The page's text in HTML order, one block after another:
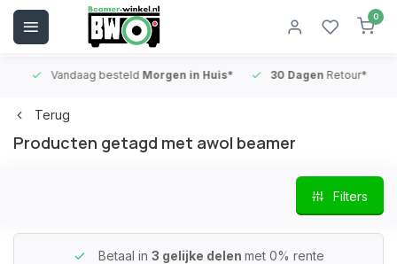
0
Vandaag besteldMorgen in Huis* 30 DagenRetour*
Terug
Producten getagd met awol beamer
Filters
Betaal in 3 gelijke delen met 0% rente